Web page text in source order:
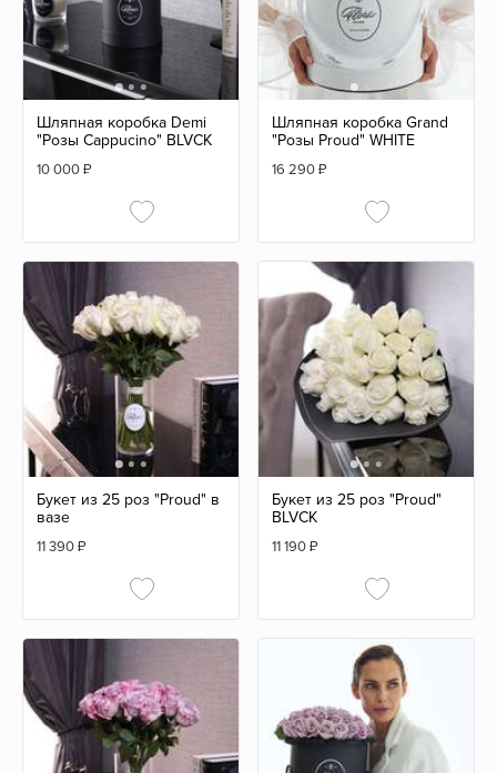
Шляпная коробка Demi
"Розы Cappucino" BLVCK
10 000₽
Шляпная коробка Grand
"Розы Proud" WHITE
16 290₽
Букет из 25 роз "Proud" в
вазе
11 390₽
Букет из 25 роз "Proud"
BLVCK
11 190₽